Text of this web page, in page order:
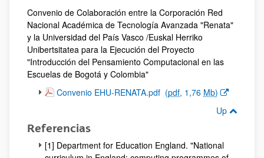
Convenio de Colaboración entre la Corporación Red
Nacional Académica de Tecnología Avanzada "Renata"
y la Universidad del País Vasco /Euskal Herriko
Unibertsitatea para la Ejecución del Proyecto
"Introducción del Pensamiento Computacional en las
Escuelas de Bogotá y Colombia"
(Opens New Window)
Convenio EHU-RENATA.pdf (pdf, 1,76 Mb)
Up
Referencias
[1] Department for Education England. "National